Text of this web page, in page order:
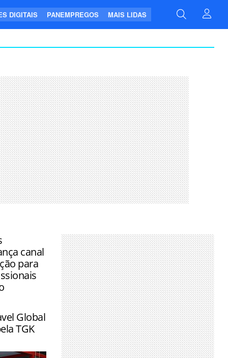
DIGITAIS PANEMPREGOS MAIS LIDAS
canal
para
Global
TGK